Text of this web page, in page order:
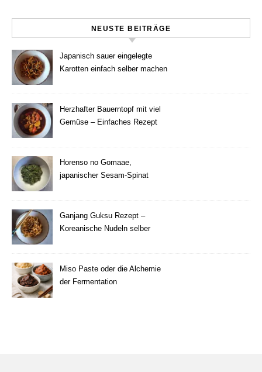
NEUSTE BEITRÄGE
Japanisch sauer eingelegte
Karotten einfach selber machen
Herzhafter Bauerntopf mit viel
Gemüse – Einfaches Rezept
Horenso no Gomaae,
japanischer Sesam-Spinat
Ganjang Guksu Rezept –
Koreanische Nudeln selber
Miso Paste oder die Alchemie
der Fermentation